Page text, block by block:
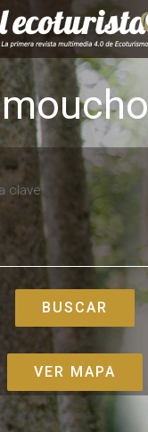
moucho
VER MAPA